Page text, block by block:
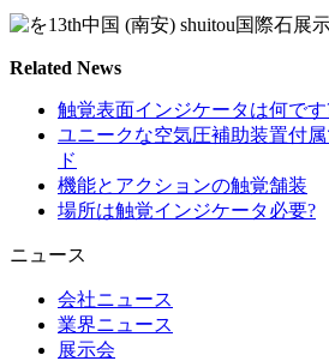
Related News
触覚表面インジケータは何です
ユニークな空気圧補助装置付
ド
機能とアクションの触覚舗装
場所は触覚インジケータ必要?
ニュース
会社ニュース
業界ニュース
展示会